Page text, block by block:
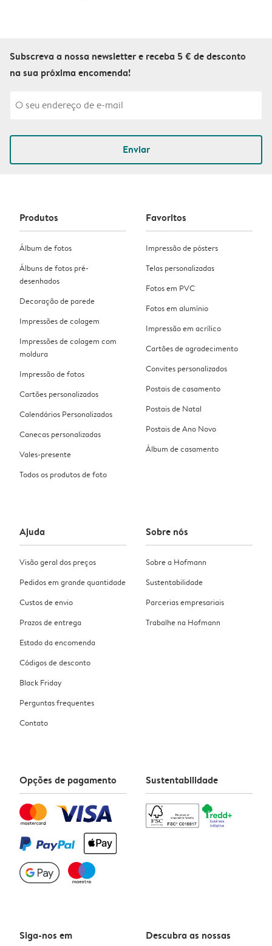
Subscreva a nossa newsletter e receba 5 € de desconto
na sua próxima encomenda!
Enviar
Produtos
Álbum de fotos
Álbuns de fotos pré-
desenhados
Decoração de parede
Impressões de colagem
Impressões de colagem com
moldura
Impressão de fotos
Cartões personalizados
Calendários Personalizados
Canecas personalizadas
Vales-presente
Todos os produtos de foto
Favoritos
Impressão de pósters
Telas personalizadas
Fotos em PVC
Fotos em alumínio
Impressão em acrílico
Cartões de agradecimento
Convites personalizados
Postais de casamento
Postais de Natal
Postais de Ano Novo
Álbum de casamento
Ajuda
Visão geral dos preços
Pedidos em grande quantidade
Custos de envio
Prazos de entrega
Estado da encomenda
Códigos de desconto
Black Friday
Perguntas frequentes
Contato
Sobre nós
Sobre a Hofmann
Sustentabilidade
Parcerias empresariais
Trabalhe na Hofmann
Opções de pagamento Sustentabilidade
Siga-nos em
Descubra as nossas